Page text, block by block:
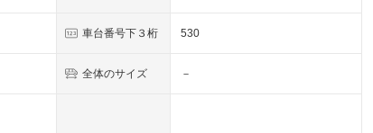
車台番号下３桁 530
全体のサイズ －